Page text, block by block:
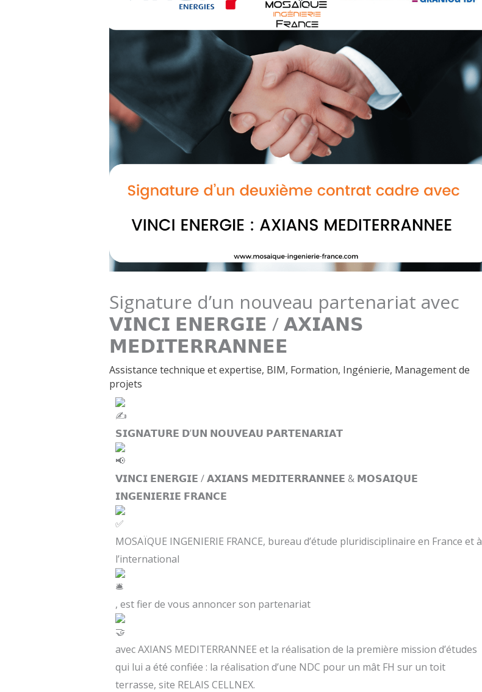
Signature d’un nouveau partenariat avec
𝗩𝗜𝗡𝗖𝗜 𝗘𝗡𝗘𝗥𝗚𝗜𝗘 / 𝗔𝗫𝗜𝗔𝗡𝗦
𝗠𝗘𝗗𝗜𝗧𝗘𝗥𝗥𝗔𝗡𝗡𝗘𝗘
Assistance technique et expertise, BIM, Formation, Ingénierie, Management de
projets
𝗦𝗜𝗚𝗡𝗔𝗧𝗨𝗥𝗘 𝗗’𝗨𝗡 𝗡𝗢𝗨𝗩𝗘𝗔𝗨 𝗣𝗔𝗥𝗧𝗘𝗡𝗔𝗥𝗜𝗔𝗧
𝗩𝗜𝗡𝗖𝗜 𝗘𝗡𝗘𝗥𝗚𝗜𝗘 / 𝗔𝗫𝗜𝗔𝗡𝗦 𝗠𝗘𝗗𝗜𝗧𝗘𝗥𝗥𝗔𝗡𝗡𝗘𝗘 & 𝗠𝗢𝗦𝗔𝗜𝗤𝗨𝗘
𝗜𝗡𝗚𝗘𝗡𝗜𝗘𝗥𝗜𝗘 𝗙𝗥𝗔𝗡𝗖𝗘
MOSAÏQUE INGENIERIE FRANCE, bureau d’étude pluridisciplinaire en France et à
l’international
, est fier de vous annoncer son partenariat
avec AXIANS MEDITERRANNEE et la réalisation de la première mission d’études
qui lui a été confiée : la réalisation d’une NDC pour un mât FH sur un toit
terrasse, site RELAIS CELLNEX.